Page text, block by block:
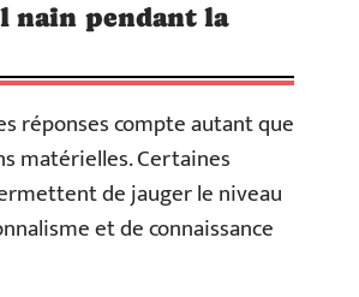
nain pendant la
réponses compte autant que
matérielles. Certaines
de jauger le niveau
et de connaissance